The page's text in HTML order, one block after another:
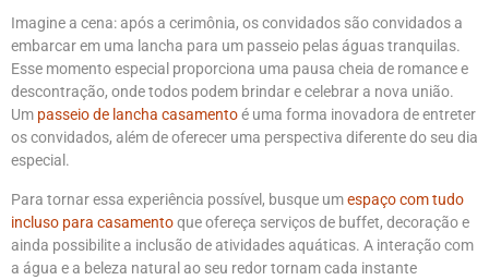
Imagine a cena: após a cerimônia, os convidados são convidados a
embarcar em uma lancha para um passeio pelas águas tranquilas.
Esse momento especial proporciona uma pausa cheia de romance e
descontração, onde todos podem brindar e celebrar a nova união.
Um passeio de lancha casamentoé uma forma inovadora de entreter
os convidados, além de oferecer uma perspectiva diferente do seu dia
especial.
Para tornar essa experiência possível, busque umespaço com tudo
incluso para casamentoque ofereça serviços de buffet, decoração e
ainda possibilite a inclusão de atividades aquáticas. A interação com
a água e a beleza natural ao seu redor tornam cada instante